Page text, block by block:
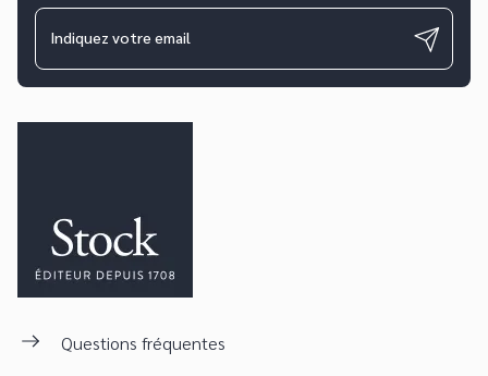
Indiquez votre email
Questions fréquentes